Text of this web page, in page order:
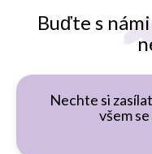
Buďte s
Nechte si
všem